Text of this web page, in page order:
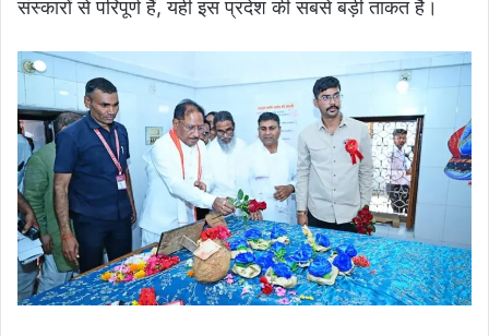
संस्कारों से परिपूर्ण हैं, यही इस प्रदेश की सबसे बड़ी ताकत है।